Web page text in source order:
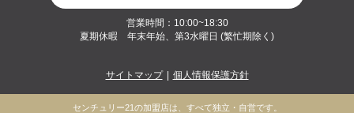
営業時間：10:00~18:30
夏期休暇 年末年始、第3水曜日 (繁忙期除く)
サイトマップ 個人情報保護方針
センチュリー21の加盟店は、すべて独立・自営です。